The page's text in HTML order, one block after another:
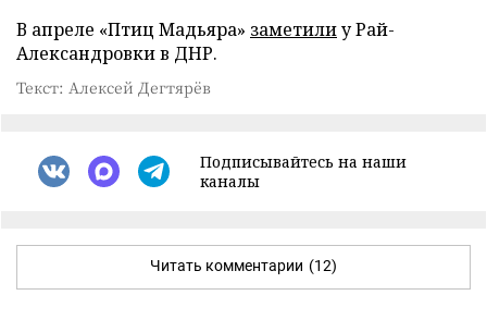
В апреле «Птиц Мадьяра» заметилиу Рай-
Александровки в ДНР.
Текст: Алексей Дегтярёв
Подписывайтесь на наши
каналы
Читать комментарии (12)